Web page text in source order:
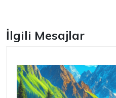
İlgili Mesajlar